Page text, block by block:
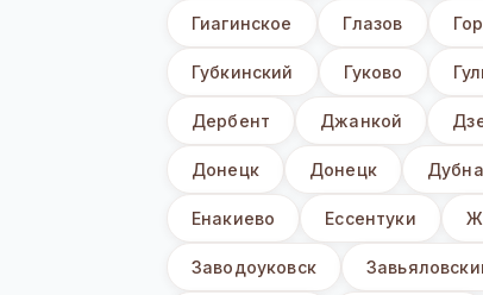
Гиагинское Глазов
Губкинский Гуково
Дербент Джанкой
Донецк Донецк Дубна
Енакиево Ессентуки
Заводоуковск